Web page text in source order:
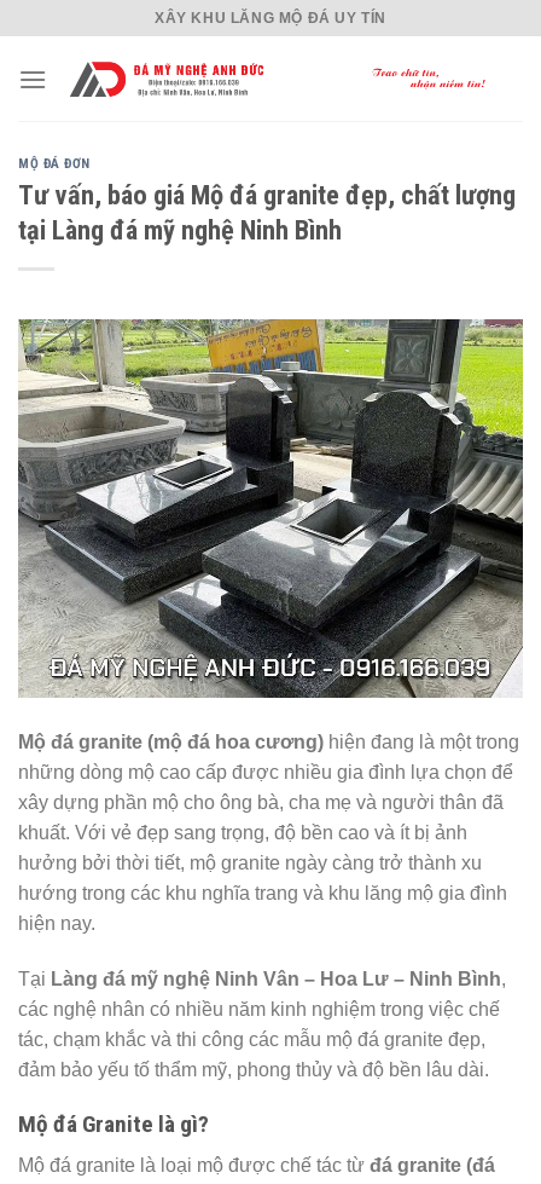
content
XÂY KHU LĂNG MỘ ĐÁ UY TÍN
MỘ ĐÁ ĐƠN
Tư vấn, báo giá Mộ đá granite đẹp, chất lượng
tại Làng đá mỹ nghệ Ninh Bình
Mộ đá granite (mộ đá hoa cương) hiện đang là một trong
những dòng mộ cao cấp được nhiều gia đình lựa chọn để
xây dựng phần mộ cho ông bà, cha mẹ và người thân đã
khuất. Với vẻ đẹp sang trọng, độ bền cao và ít bị ảnh
hưởng bởi thời tiết, mộ granite ngày càng trở thành xu
hướng trong các khu nghĩa trang và khu lăng mộ gia đình
hiện nay.
Tại Làng đá mỹ nghệ Ninh Vân – Hoa Lư – Ninh Bình,
các nghệ nhân có nhiều năm kinh nghiệm trong việc chế
tác, chạm khắc và thi công các mẫu mộ đá granite đẹp,
đảm bảo yếu tố thẩm mỹ, phong thủy và độ bền lâu dài.
Mộ đá Granite là gì?
Mộ đá granite là loại mộ được chế tác từ đá granite (đá